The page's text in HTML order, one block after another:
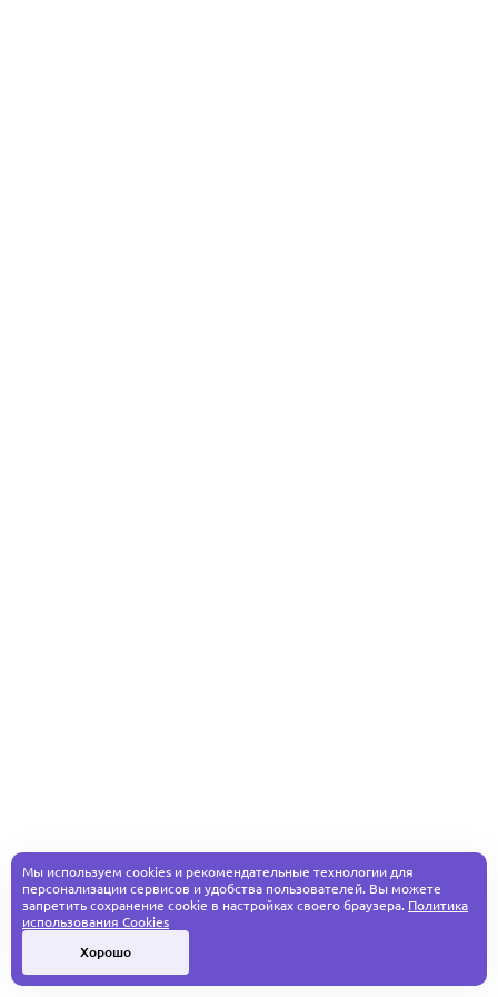
Мы используем cookies и рекомендательные технологии для
персонализации сервисов и удобства пользователей. Вы можете
запретить сохранение cookie в настройках своего браузера. Политика
использования Cookies
Хорошо